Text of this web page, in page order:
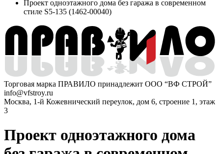
Проект одноэтажного дома без гаража в современном
стиле S5-135 (1462-00040)
Торговая марка ПРАВИЛО принадлежит ООО “ВФ СТРОЙ”
info@vfstroy.ru
Москва, 1-й Кожевнический переулок, дом 6, строение 1, этаж
3
Проект одноэтажного дома